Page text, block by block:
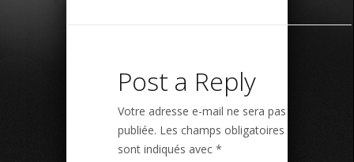
Post a Reply
Votre adresse e-mail ne sera pas
publiée. Les champs obligatoires
sont indiqués avec *